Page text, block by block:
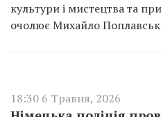
культури і мистецтва та
очолює Михайло
18:30 6 Травня, 2026